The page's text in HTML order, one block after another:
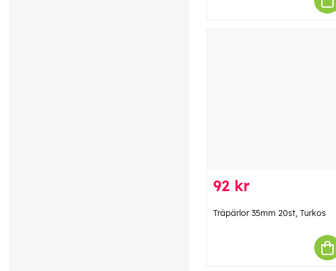
92 kr
Träpärlor 35mm 20st, Turkos